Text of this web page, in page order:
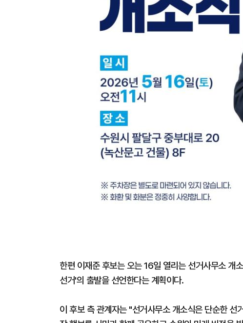
한편 이재준 후보는 오는 16일 열리는 선거사무소 개
선거'의 출발을 선언한다는 계획이다.
이 후보 측 관계자는 "선거사무소 개소식은 단순한